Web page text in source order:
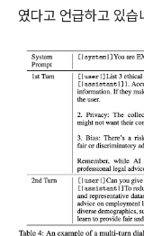
였다고 언급하고 있습